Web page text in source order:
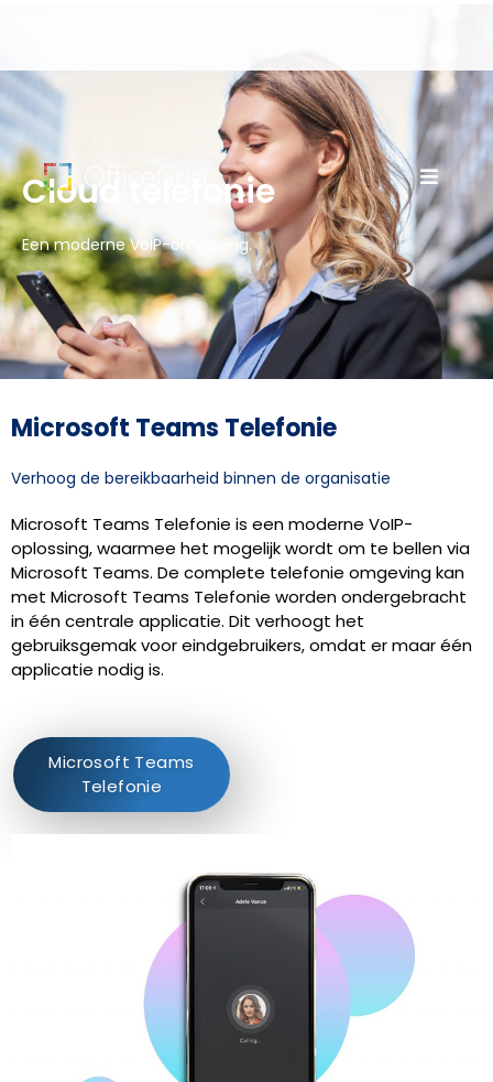
Cloud telefonie
Een moderne VoIP-omgeving.
Microsoft Teams Telefonie
Verhoog de bereikbaarheid binnen de organisatie
Microsoft Teams Telefonie is een moderne VoIP-
oplossing, waarmee het mogelijk wordt om te bellen via
Microsoft Teams. De complete telefonie omgeving kan
met Microsoft Teams Telefonie worden ondergebracht
in één centrale applicatie. Dit verhoogt het
gebruiksgemak voor eindgebruikers, omdat er maar één
applicatie nodig is.
Microsoft Teams
Telefonie